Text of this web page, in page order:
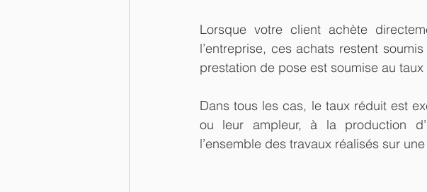
Lorsque votre client achète
l’entreprise, ces achats restent
prestation de pose est soumise au taux
Dans tous les cas, le taux réduit est
ou leur ampleur, à la production
l’ensemble des travaux réalisés sur